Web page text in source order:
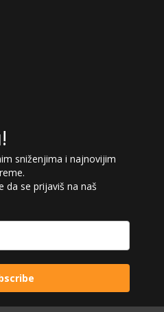
sniženjima i najnovijim
da se prijaviš na naš